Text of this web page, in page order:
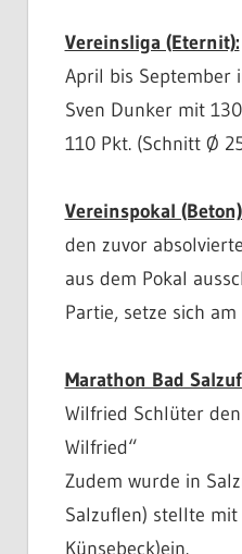
Vereinsliga (Eternit):
April bis September
Sven Dunker mit
110 Pkt. (Schnitt Ø
Vereinspokal
den zuvor
aus dem Pokal
Partie, setze sich
Marathon Bad
Wilfried Schlüter
Wilfried“
Zudem wurde in
Salzuflen) stellte
Künsebeck)ein.